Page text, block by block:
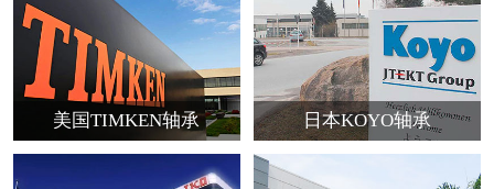
美国TIMKEN轴承 日本KOYO轴承